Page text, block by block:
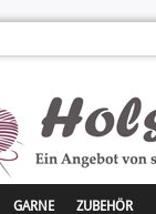
GARNE ZUBEHÖR